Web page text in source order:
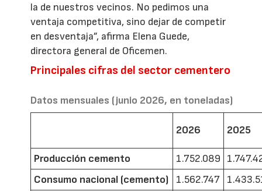
la de nuestros vecinos. No pedimos una
ventaja competitiva, sino dejar de competir
en desventaja”, afirma Elena Guede,
directora general de Oficemen.
Principales cifras del sector cementero
Datos mensuales (junio 2026, en toneladas)
2026 2025
Producción cemento 1.752.089
Consumo nacional (cemento)
1.562.747